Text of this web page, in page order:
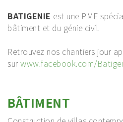
BATIGENIE est une PME
bâtiment et du génie civil.
Retrouvez nos chantiers jour
sur www.facebook.com/
BÂTIMENT